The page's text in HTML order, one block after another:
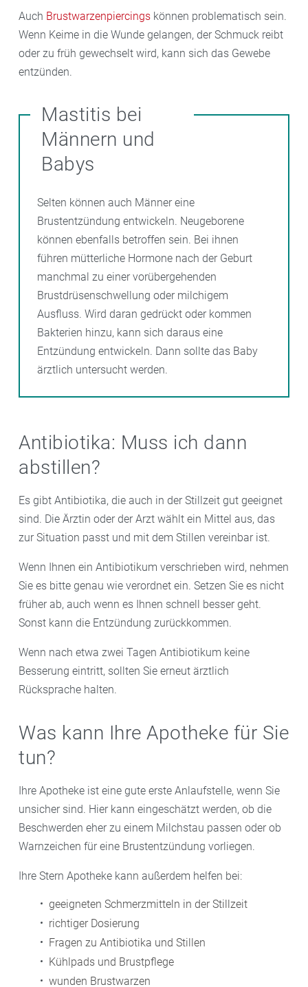
Auch Brustwarzenpiercings können problematisch sein.
Wenn Keime in die Wunde gelangen, der Schmuck reibt
oder zu früh gewechselt wird, kann sich das Gewebe
entzünden.
Mastitis bei
Männern und
Babys
Selten können auch Männer eine
Brustentzündung entwickeln. Neugeborene
können ebenfalls betroffen sein. Bei ihnen
führen mütterliche Hormone nach der Geburt
manchmal zu einer vorübergehenden
Brustdrüsenschwellung oder milchigem
Ausfluss. Wird daran gedrückt oder kommen
Bakterien hinzu, kann sich daraus eine
Entzündung entwickeln. Dann sollte das Baby
ärztlich untersucht werden.
Antibiotika: Muss ich dann
abstillen?
Es gibt Antibiotika, die auch in der Stillzeit gut geeignet
sind. Die Ärztin oder der Arzt wählt ein Mittel aus, das
zur Situation passt und mit dem Stillen vereinbar ist.
Wenn Ihnen ein Antibiotikum verschrieben wird, nehmen
Sie es bitte genau wie verordnet ein. Setzen Sie es nicht
früher ab, auch wenn es Ihnen schnell besser geht.
Sonst kann die Entzündung zurückkommen.
Wenn nach etwa zwei Tagen Antibiotikum keine
Besserung eintritt, sollten Sie erneut ärztlich
Rücksprache halten.
Was kann Ihre Apotheke für Sie
tun?
Ihre Apotheke ist eine gute erste Anlaufstelle, wenn Sie
unsicher sind. Hier kann eingeschätzt werden, ob die
Beschwerden eher zu einem Milchstau passen oder ob
Warnzeichen für eine Brustentzündung vorliegen.
Ihre Stern Apotheke kann außerdem helfen bei:
geeigneten Schmerzmitteln in der Stillzeit
richtiger Dosierung
Fragen zu Antibiotika und Stillen
Kühlpads und Brustpflege
wunden Brustwarzen